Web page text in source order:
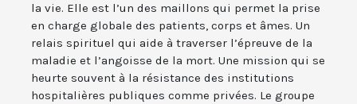
la vie. Elle est l’un des maillons qui permet la prise
en charge globale des patients, corps et âmes. Un
relais spirituel qui aide à traverser l’épreuve de la
maladie et l’angoisse de la mort. Une mission qui se
heurte souvent à la résistance des institutions
hospitalières publiques comme privées. Le groupe